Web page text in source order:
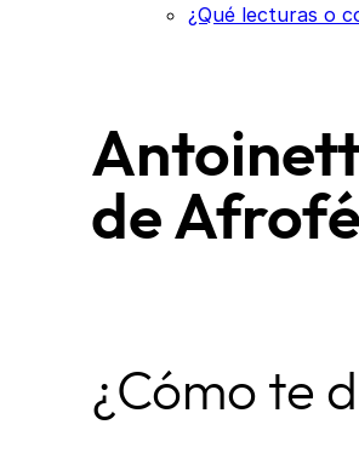
¿Qué lecturas o
de
¿Cómo te